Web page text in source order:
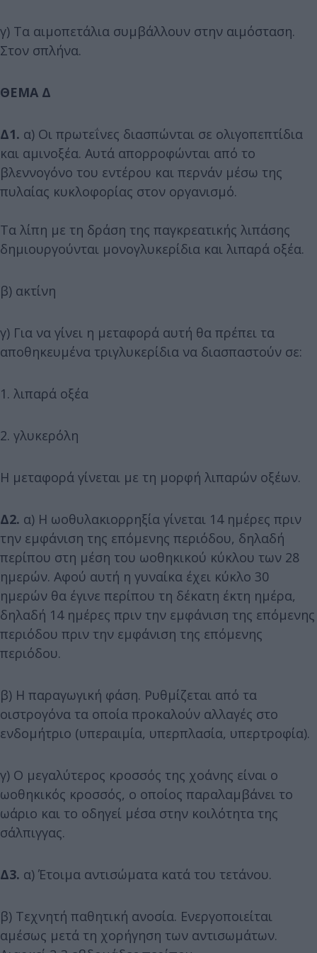
γ) Τα αιμοπετάλια συμβάλλουν στην αιμόσταση.
Στον σπλήνα.
ΘΕΜΑ Δ
Δ1. α) Οι πρωτεΐνες διασπώνται σε ολιγοπεπτίδια
και αμινοξέα. Αυτά απορροφώνται από το
βλεννογόνο του εντέρου και περνάν μέσω της
πυλαίας κυκλοφορίας στον οργανισμό.
Τα λίπη με τη δράση της παγκρεατικής λιπάσης
δημιουργούνται μονογλυκερίδια και λιπαρά οξέα.
β) ακτίνη
γ) Για να γίνει η μεταφορά αυτή θα πρέπει τα
αποθηκευμένα τριγλυκερίδια να διασπαστούν σε:
1. λιπαρά οξέα
2. γλυκερόλη
Η μεταφορά γίνεται με τη μορφή λιπαρών οξέων.
Δ2. α) Η ωοθυλακιορρηξία γίνεται 14 ημέρες πριν
την εμφάνιση της επόμενης περιόδου, δηλαδή
περίπου στη μέση του ωοθηκικού κύκλου των 28
ημερών. Αφού αυτή η γυναίκα έχει κύκλο 30
ημερών θα έγινε περίπου τη δέκατη έκτη ημέρα,
δηλαδή 14 ημέρες πριν την εμφάνιση της επόμενης
περιόδου πριν την εμφάνιση της επόμενης
περιόδου.
β) Η παραγωγική φάση. Ρυθμίζεται από τα
οιστρογόνα τα οποία προκαλούν αλλαγές στο
ενδομήτριο (υπεραιμία, υπερπλασία, υπερτροφία).
γ) Ο μεγαλύτερος κροσσός της χοάνης είναι ο
ωοθηκικός κροσσός, ο οποίος παραλαμβάνει το
ωάριο και το οδηγεί μέσα στην κοιλότητα της
σάλπιγγας.
Δ3. α) Έτοιμα αντισώματα κατά του τετάνου.
β) Τεχνητή παθητική ανοσία. Ενεργοποιείται
αμέσως μετά τη χορήγηση των αντισωμάτων.